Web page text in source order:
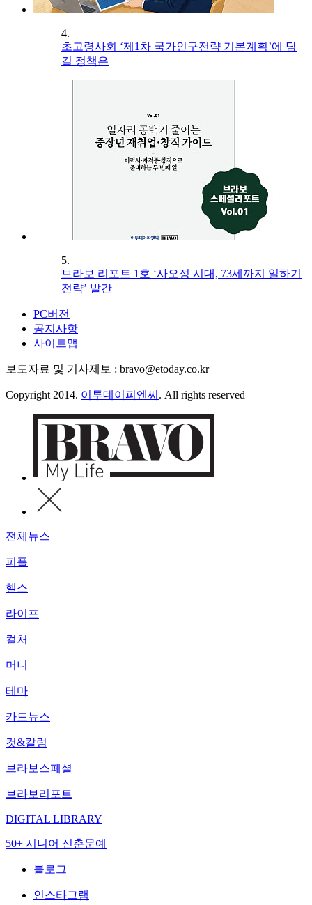
4.
초고령사회 ‘제1차 국가인구전략 기본계획’에 담
길 정책은
5.
브라보 리포트 1호 ‘사오정 시대, 73세까지 일하기
전략’ 발간
PC버전
공지사항
사이트맵
보도자료 및 기사제보 : bravo@etoday.co.kr
Copyright 2014. 이투데이피엔씨 . All rights reserved
전체뉴스
피플
헬스
라이프
컬처
머니
테마
카드뉴스
컷&칼럼
브라보스페셜
브라보리포트
DIGITAL LIBRARY
50+ 시니어 신춘문예
블로그
인스타그램